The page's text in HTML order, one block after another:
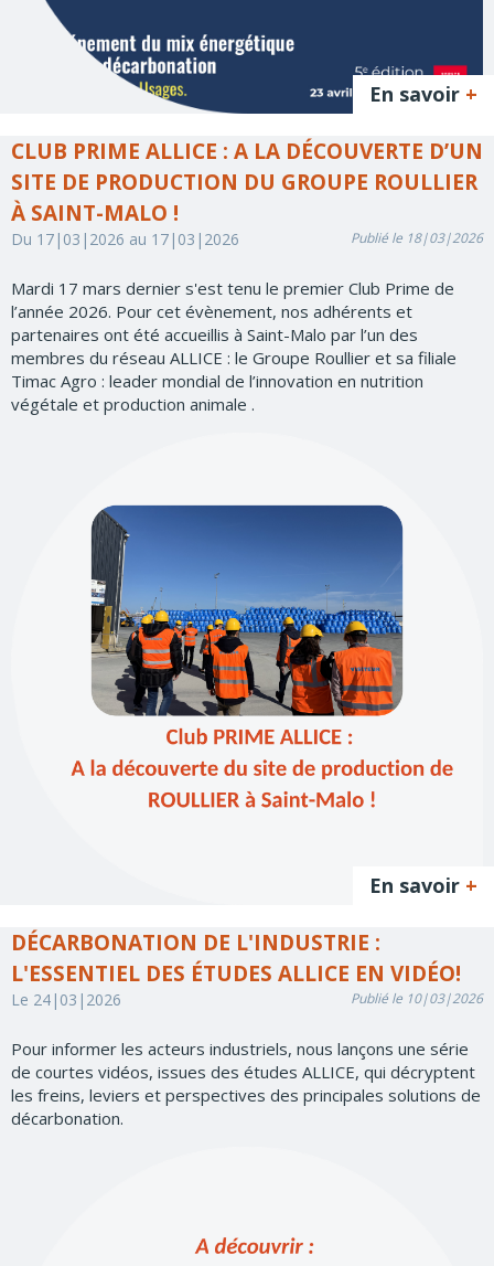
En savoir +
CLUB PRIME ALLICE : A LA DÉCOUVERTE D’UN
SITE DE PRODUCTION DU GROUPE ROULLIER
À SAINT-MALO !
Du 17|03|2026 au 17|03|2026 Publié le 18|03|2026
Mardi 17 mars dernier s'est tenu le premier Club Prime de
l’année 2026. Pour cet évènement, nos adhérents et
partenaires ont été accueillis à Saint-Malo par l’un des
membres du réseau ALLICE : le Groupe Roullier et sa filiale
Timac Agro : leader mondial de l’innovation en nutrition
végétale et production animale .
En savoir +
DÉCARBONATION DE L'INDUSTRIE :
L'ESSENTIEL DES ÉTUDES ALLICE EN VIDÉO!
Le 24|03|2026 Publié le 10|03|2026
Pour informer les acteurs industriels, nous lançons une série
de courtes vidéos, issues des études ALLICE, qui décryptent
les freins, leviers et perspectives des principales solutions de
décarbonation.